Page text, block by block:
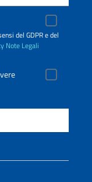
del GDPR e del
Note Legali